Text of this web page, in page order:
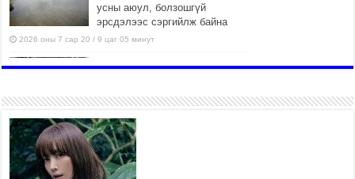
усны аюул, болзошгүй
эрсдэлээс сэргийлж байна
2026 оны 7 сар 20 / 9 цаг 05 минут
Аяллаа зөв төлөвлөхийг
2026 оны 7 сар 16 / 11 цаг 50 минут
Үер усны болзошгүй аюулаас
сэргийлж, холбогдох
байгууллагууд өндөржүүлсэн
бэлэн байдалд ажиллаж байна